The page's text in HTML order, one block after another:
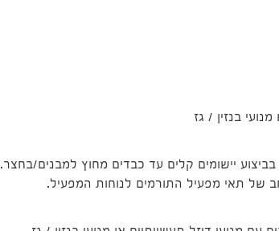
יישומים קלים עד כבדים מחוץ למבנים/בחצר.
של תאי מפעיל התורמים לנוחות המפעיל.